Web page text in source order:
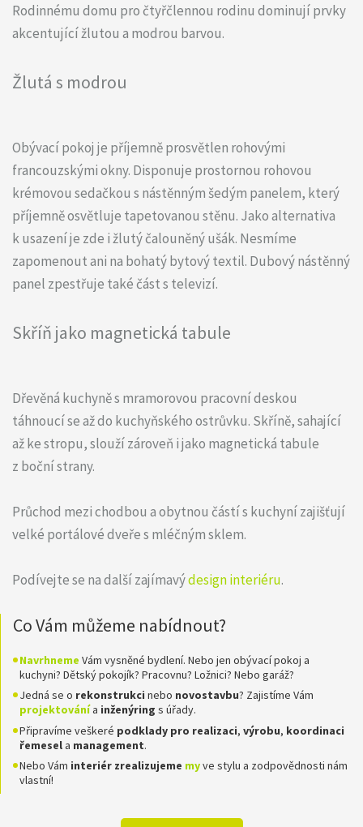
Rodinnému domu pro čtyřčlennou rodinu dominují prvky
akcentující žlutou a modrou barvou.
Žlutá s modrou
Obývací pokoj je příjemně prosvětlen rohovými
francouzskými okny. Disponuje prostornou rohovou
krémovou sedačkou s nástěnným šedým panelem, který
příjemně osvětluje tapetovanou stěnu. Jako alternativa
k usazení je zde i žlutý čalouněný ušák. Nesmíme
zapomenout ani na bohatý bytový textil. Dubový nástěnný
panel zpestřuje také část s televizí.
Skříň jako magnetická tabule
Dřevěná kuchyně s mramorovou pracovní deskou
táhnoucí se až do kuchyňského ostrůvku. Skříně, sahající
až ke stropu, slouží zároveň i jako magnetická tabule
z boční strany.
Průchod mezi chodbou a obytnou částí s kuchyní zajišťují
velké portálové dveře s mléčným sklem.
Podívejte se na další zajímavýdesign interiéru.
Co Vám můžeme nabídnout?
Navrhneme Vám vysněné bydlení. Nebo jen obývací pokoj a
kuchyni? Dětský pokojík? Pracovnu? Ložnici? Nebo garáž?
Jedná se o rekonstrukci nebo novostavbu? Zajistíme Vám
projektovánía inženýring s úřady.
Připravíme veškeré podklady pro realizaci, výrobu, koordinaci
řemesela management.
Nebo Vám interiér zrealizujeme myve stylu a zodpovědnosti nám
vlastní!